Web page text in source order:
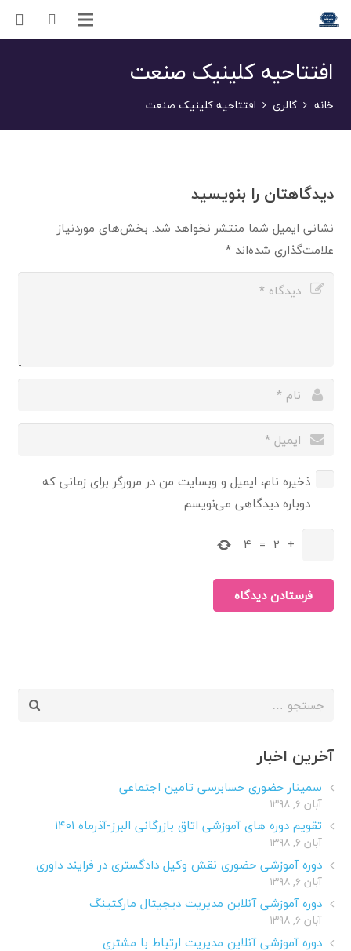
افتتاحیه کلینیک صنعت
خانه گالری افتتاحیه کلینیک صنعت
دیدگاهتان را بنویسید
نشانی ایمیل شما منتشر نخواهد شد. بخش‌های موردنیاز
علامت‌گذاری شده‌اند*
ذخیره نام، ایمیل و وبسایت من در مرورگر برای زمانی که
دوباره دیدگاهی می‌نویسم.
+
2
=
4
فرستادن دیدگاه
جستجو
آخرین اخبار
سمینار حضوری حسابرسی تامین اجتماعی
آبان ۶, ۱۳۹۸
تقویم دوره های آموزشی اتاق بازرگانی البرز-آذرماه ۱۴۰۱
آبان ۶, ۱۳۹۸
دوره آموزشی حضوری نقش وکیل دادگستری در فرایند داوری
آبان ۶, ۱۳۹۸
دوره آموزشی آنلاین مدیریت دیجیتال مارکتینگ
آبان ۶, ۱۳۹۸
دوره آموزشی آنلاین مدیریت ارتباط با مشتری